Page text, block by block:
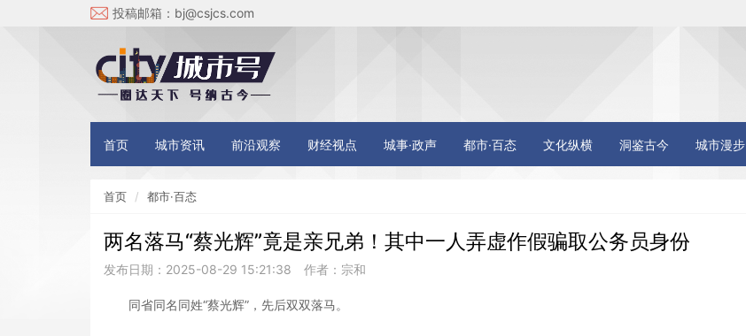
投稿邮箱： bj@csjcs.com
首页 城市资讯 前沿观察 财经视点 城事·政声 都市·百态 文化纵横 洞鉴古今 城市漫步
首页 都市·百态
两名落马“蔡光辉”竟是亲兄弟！其中一人弄虚作假骗取公务员身份
发布日期：2025-08-29 15:21:38 作者：宗和
同省同名同姓“蔡光辉”，先后双双落马。